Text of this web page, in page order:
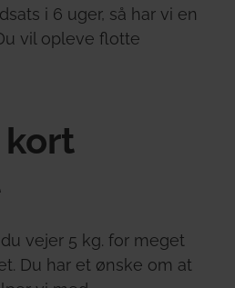
i 6 uger, så har vi en
vil opleve flotte
vejer 5 kg. for meget
Du har et ønske om at